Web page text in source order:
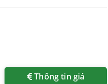
Thông tin giá